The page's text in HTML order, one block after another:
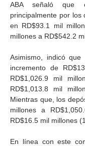
ABA señaló que
principalmente por los
en RD$93.1 mil
millones a RD$542.2
Asimismo, indicó
incremento de
RD$1,026.9 mil
RD$1,013.8 mil
Mientras que, los
millones a
RD$16.5 mil millones
En línea con este